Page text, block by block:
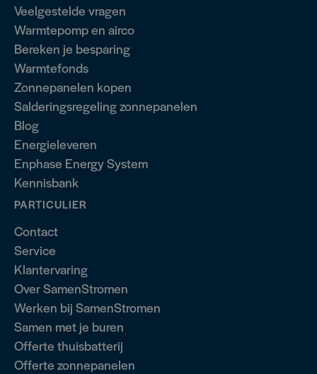
Veelgestelde vragen
Warmtepomp en airco
Bereken je besparing
Warmtefonds
Zonnepanelen kopen
Salderingsregeling zonnepanelen
Blog
Energieleveren
Enphase Energy System
Kennisbank
PARTICULIER
Contact
Service
Klantervaring
Over SamenStromen
Werken bij SamenStromen
Samen met je buren
Offerte thuisbatterij
Offerte zonnepanelen